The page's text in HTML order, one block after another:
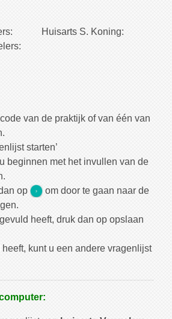
Huisarts S. Koning:
van de praktijk of van één van
starten’
beginnen met het invullen van de
op
om door te gaan naar de
heeft, druk dan op opslaan
kunt u een andere vragenlijst